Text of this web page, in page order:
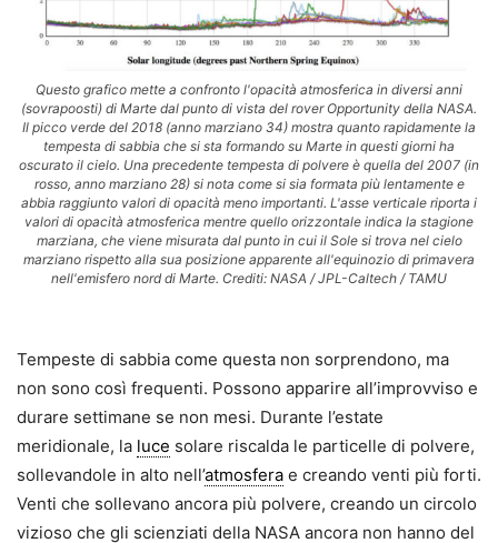
Questo grafico mette a confronto l'opacità atmosferica in diversi anni
(sovrapoosti) di Marte dal punto di vista del rover Opportunity della NASA.
Il picco verde del 2018 (anno marziano 34) mostra quanto rapidamente la
tempesta di sabbia che si sta formando su Marte in questi giorni ha
oscurato il cielo. Una precedente tempesta di polvere è quella del 2007 (in
rosso, anno marziano 28) si nota come si sia formata più lentamente e
abbia raggiunto valori di opacità meno importanti. L'asse verticale riporta i
valori di opacità atmosferica mentre quello orizzontale indica la stagione
marziana, che viene misurata dal punto in cui il Sole si trova nel cielo
marziano rispetto alla sua posizione apparente all'equinozio di primavera
nell'emisfero nord di Marte. Crediti: NASA / JPL-Caltech / TAMU
Tempeste di sabbia come questa non sorprendono, ma
non sono così frequenti. Possono apparire all’improvviso e
durare settimane se non mesi. Durante l’estate
meridionale, la luce solare riscalda le particelle di polvere,
sollevandole in alto nell’atmosfera e creando venti più forti.
Venti che sollevano ancora più polvere, creando un circolo
vizioso che gli scienziati della NASA ancora non hanno del